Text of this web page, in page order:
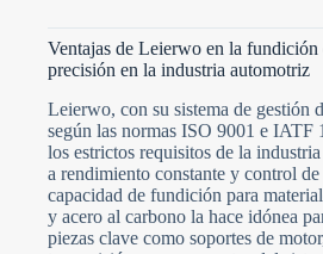
Ventajas de Leierwo en la fundición
precisión en la industria automotriz
Leierwo, con su sistema de gestión
según las normas ISO 9001 e IATF
los estrictos requisitos de la
a rendimiento constante y control
capacidad de fundición para
y acero al carbono la hace idónea
piezas clave como soportes de